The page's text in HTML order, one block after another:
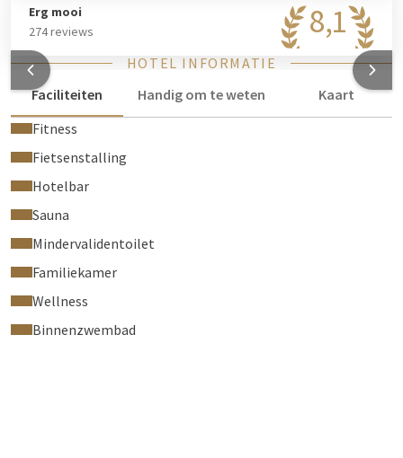
8,1
Erg mooi
274 reviews
HOTEL INFORMATIE
Faciliteiten
Handig om te weten
Kaart
Fitness
Fietsenstalling
Hotelbar
Sauna
Mindervalidentoilet
Familiekamer
Wellness
Binnenzwembad